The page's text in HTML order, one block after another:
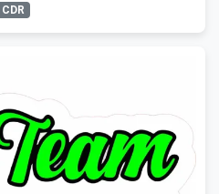
CDR